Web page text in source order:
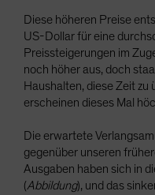
Diese höheren Preise
US-Dollar für eine
Preissteigerungen im
noch höher aus, doch
Haushalten, diese Zeit zu
erscheinen dieses Mal
Die erwartete
gegenüber unseren
Ausgaben haben sich in
(Abbildung), und das